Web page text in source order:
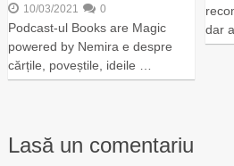
10/03/2021 0
Podcast-ul Books are Magic
powered by Nemira e despre
cărțile, poveștile, ideile …
dar
Lasă un comentariu